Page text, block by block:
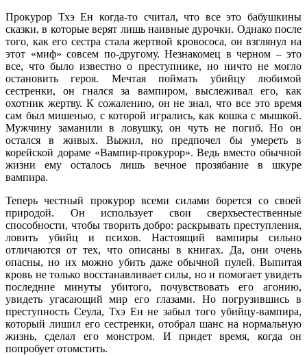
Прокурор Тхэ Ен когда-то считал, что все это бабушкины
сказки, в которые верят лишь наивные дурочки. Однако после
того, как его сестра стала жертвой кровососа, он взглянул на
этот «миф» совсем по-другому. Незнакомец в черном – это
все, что было известно о преступнике, но ничто не могло
остановить героя. Мечтая поймать убийцу любимой
сестренки, он гнался за вампиром, выслеживал его, как
охотник жертву. К сожалению, он не знал, что все это время
сам был мишенью, с которой игрались, как кошка с мышкой.
Мужчину заманили в ловушку, он чуть не погиб. Но он
остался в живых. Выжил, но предпочел бы умереть в
корейской дораме «Вампир-прокурор». Ведь вместо обычной
жизни ему осталось лишь вечное прозябание в шкуре
вампира.
Теперь честный прокурор всеми силами борется со своей
природой. Он использует свои сверхъестественные
способности, чтобы творить добро: раскрывать преступления,
ловить убийц и психов. Настоящий вампиры сильно
отличаются от тех, что описаны в книгах. Да, они очень
опасны, но их можно убить даже обычной пулей. Выпитая
кровь не только восстанавливает силы, но и помогает увидеть
последние минуты убитого, почувствовать его агонию,
увидеть угасающий мир его глазами. Но погрузившись в
преступность Сеула, Тхэ Ен не забыл того убийцу-вампира,
который лишил его сестренки, отобрал шанс на нормальную
жизнь, сделал его монстром. И придет время, когда он
попробует отомстить.